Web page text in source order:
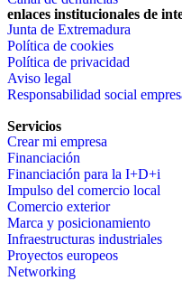
enlaces institucionales de
Junta de Extremadura
Política de cookies
Política de privacidad
Aviso legal
Responsabilidad social
Servicios
Crear mi empresa
Financiación
Financiación para la I+D+i
Impulso del comercio local
Comercio exterior
Marca y posicionamiento
Infraestructuras industriales
Proyectos europeos
Networking